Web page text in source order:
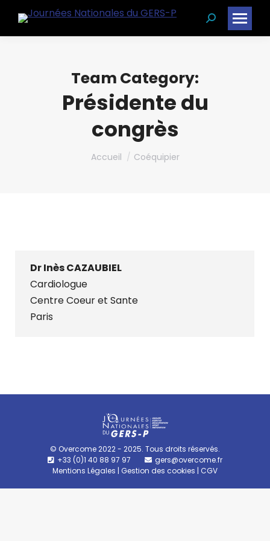
Recherche
:
Team Category:
Présidente du
congrès
Vous êtes ici :
Accueil Coéquipier
Dr Inès CAZAUBIEL
Cardiologue
Centre Coeur et Sante
Paris
© Overcome 2022 - 2025. Tous droits réservés.
+33 (0)1 40 88 97 97
gers@overcome.fr
Mentions Légales | Gestion des cookies | CGV